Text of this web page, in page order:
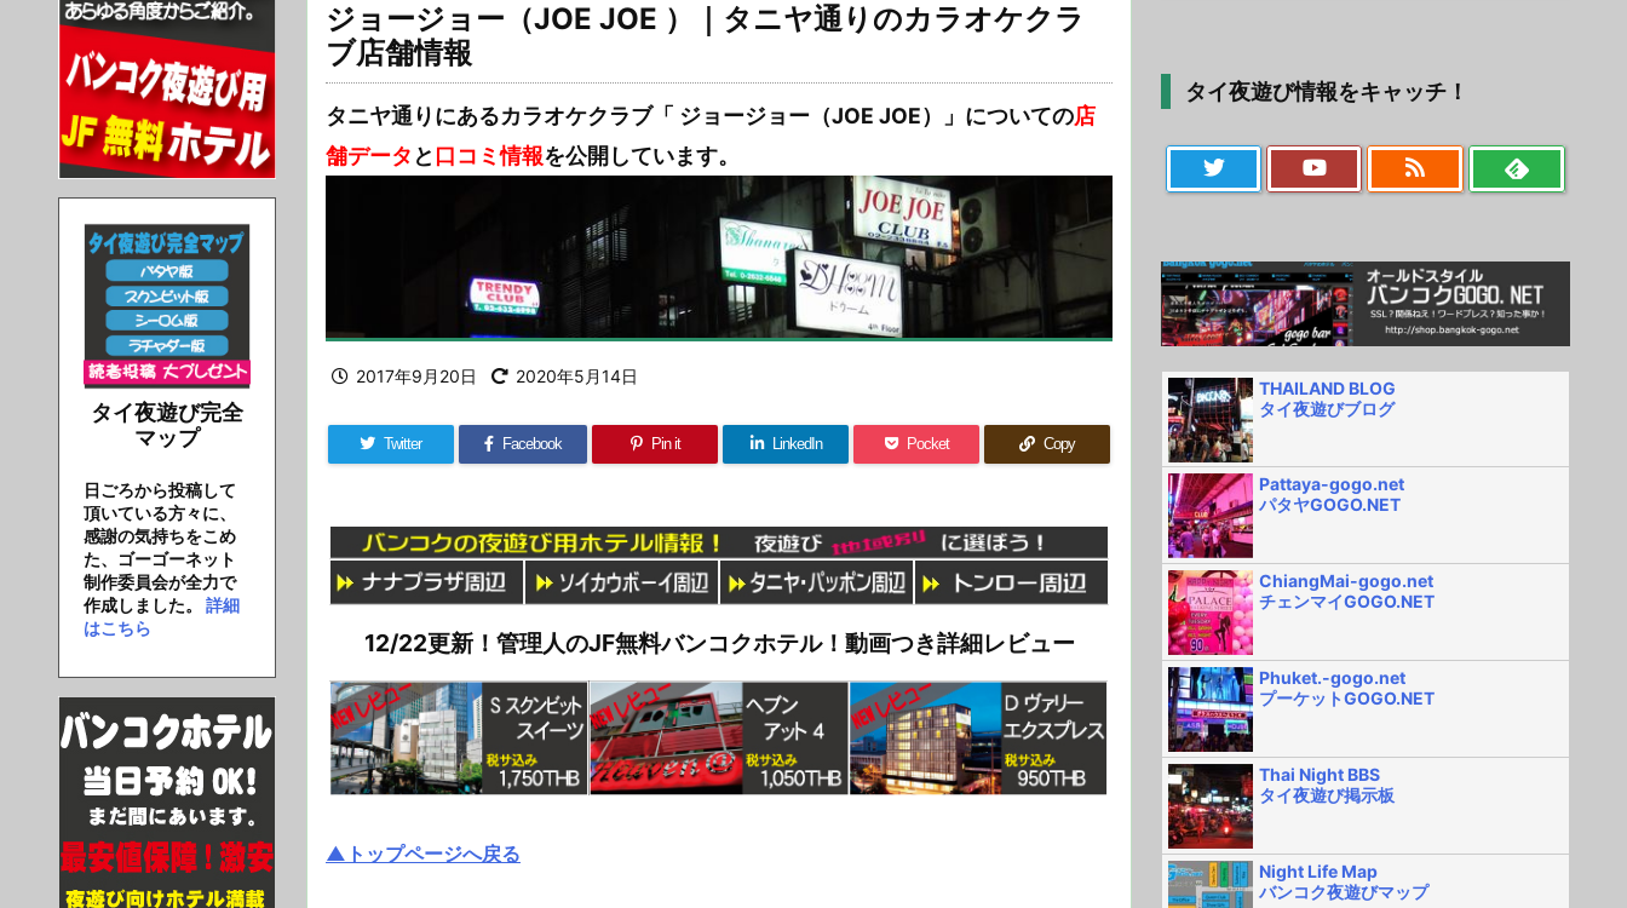
ジョージョー（JOE JOE ）｜タニヤ通りのカラオケクラ
ブ店舗情報
タニヤ通りにあるカラオケクラブ「 ジョージョー（JOE JOE）」についての店
舗データ と 口コミ情報を公開しています。
2017年9月20日 2020年5月14日
Twitter Facebook Pin it LinkedIn Pocket Copy
12/22更新！管理人のJF無料バンコクホテル！動画つき詳細レビュー
▲トップページへ戻る
タイ夜遊び完全
マップ
日ごろから投稿して
頂いている方々に、
感謝の気持ちをこめ
た、ゴーゴーネット
制作委員会が全力で
作成しました。 詳細
はこちら
タイ夜遊び情報をキャッチ！
THAILAND BLOG
タイ夜遊びブログ
Pattaya-gogo.net
パタヤGOGO.NET
ChiangMai-gogo.net
チェンマイGOGO.NET
Phuket.-gogo.net
プーケットGOGO.NET
Thai Night BBS
タイ夜遊び掲示板
Night Life Map
バンコク夜遊びマップ